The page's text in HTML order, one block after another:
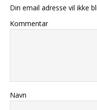
Din email adresse vil ikke
Kommentar
Navn